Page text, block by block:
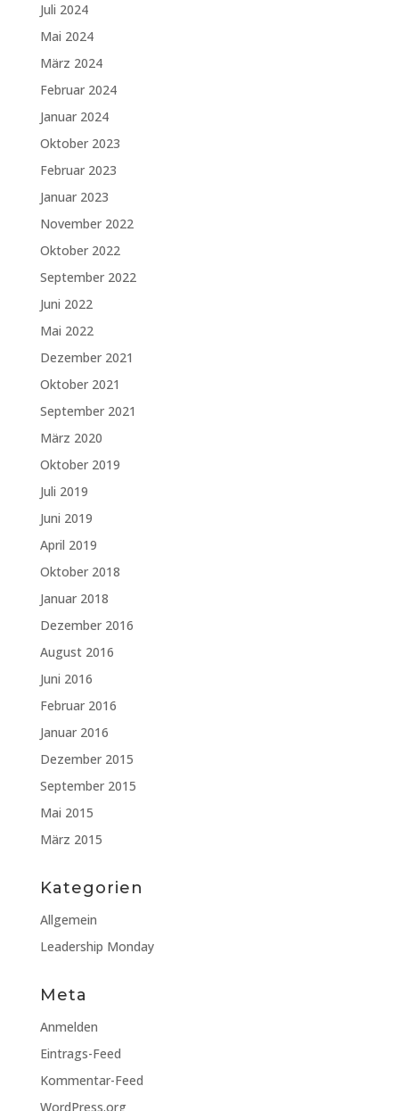
Juli 2024
Mai 2024
März 2024
Februar 2024
Januar 2024
Oktober 2023
Februar 2023
Januar 2023
November 2022
Oktober 2022
September 2022
Juni 2022
Mai 2022
Dezember 2021
Oktober 2021
September 2021
März 2020
Oktober 2019
Juli 2019
Juni 2019
April 2019
Oktober 2018
Januar 2018
Dezember 2016
August 2016
Juni 2016
Februar 2016
Januar 2016
Dezember 2015
September 2015
Mai 2015
März 2015
Kategorien
Allgemein
Leadership Monday
Meta
Anmelden
Eintrags-Feed
Kommentar-Feed
WordPress.org